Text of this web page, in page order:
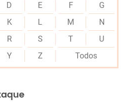
D E F
G
K L M
N
R S T
U
Y Z Todos